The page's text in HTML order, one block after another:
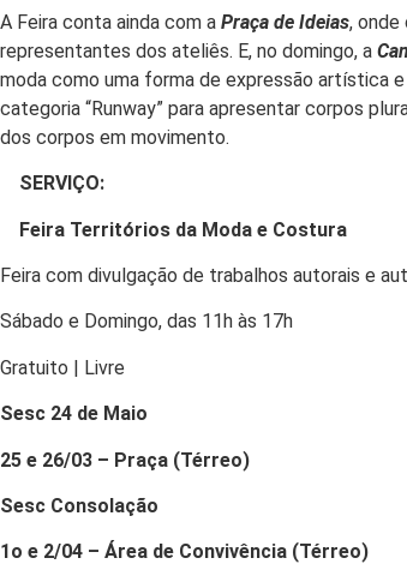
A Feira conta ainda com a Praça de Ideias, onde
representantes dos ateliês. E, no domingo, a
moda como uma forma de expressão artística
categoria “Runway” para apresentar corpos
dos corpos em movimento.
SERVIÇO:
Feira Territórios da Moda e Costura
Feira com divulgação de trabalhos autorais e
Sábado e Domingo, das 11h às 17h
Gratuito | Livre
Sesc 24 de Maio
25 e 26/03 – Praça (Térreo)
Sesc Consolação
1o e 2/04 – Área de Convivência (Térreo)